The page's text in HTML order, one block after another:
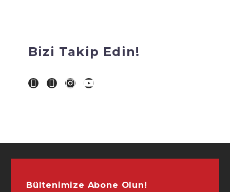
Bizi Takip Edin!
Bültenimize Abone Olun!